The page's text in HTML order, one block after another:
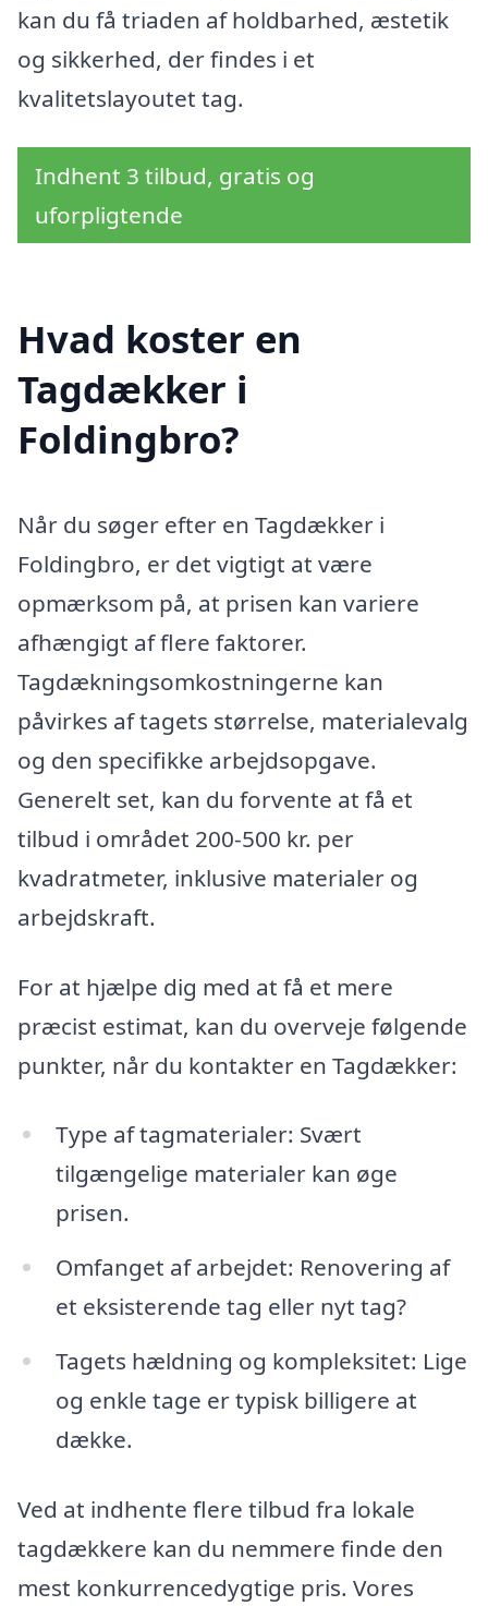
kan du få triaden af holdbarhed, æstetik
og sikkerhed, der findes i et
kvalitetslayoutet tag.
Indhent 3 tilbud, gratis og
uforpligtende
Hvad koster en
Tagdækker i
Foldingbro?
Når du søger efter en Tagdækker i
Foldingbro, er det vigtigt at være
opmærksom på, at prisen kan variere
afhængigt af flere faktorer.
Tagdækningsomkostningerne kan
påvirkes af tagets størrelse, materialevalg
og den specifikke arbejdsopgave.
Generelt set, kan du forvente at få et
tilbud i området 200-500 kr. per
kvadratmeter, inklusive materialer og
arbejdskraft.
For at hjælpe dig med at få et mere
præcist estimat, kan du overveje følgende
punkter, når du kontakter en Tagdækker:
Type af tagmaterialer: Svært
tilgængelige materialer kan øge
prisen.
Omfanget af arbejdet: Renovering af
et eksisterende tag eller nyt tag?
Tagets hældning og kompleksitet: Lige
og enkle tage er typisk billigere at
dække.
Ved at indhente flere tilbud fra lokale
tagdækkere kan du nemmere finde den
mest konkurrencedygtige pris. Vores